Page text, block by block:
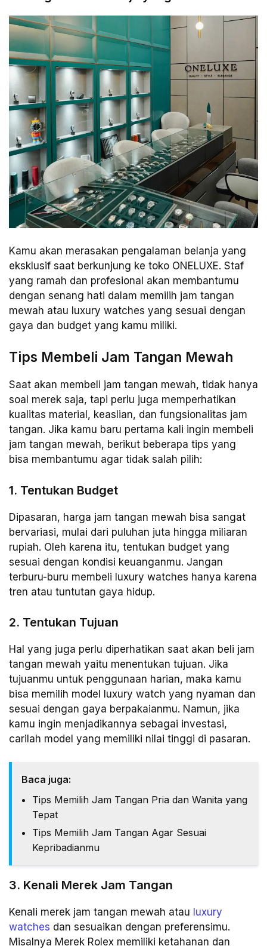
Kamu akan merasakan pengalaman belanja yang
eksklusif saat berkunjung ke toko ONELUXE. Staf
yang ramah dan profesional akan membantumu
dengan senang hati dalam memilih jam tangan
mewah atau luxury watches yang sesuai dengan
gaya dan budget yang kamu miliki.
Tips Membeli Jam Tangan Mewah
Saat akan membeli jam tangan mewah, tidak hanya
soal merek saja, tapi perlu juga memperhatikan
kualitas material, keaslian, dan fungsionalitas jam
tangan. Jika kamu baru pertama kali ingin membeli
jam tangan mewah, berikut beberapa tips yang
bisa membantumu agar tidak salah pilih:
1. Tentukan Budget
Dipasaran, harga jam tangan mewah bisa sangat
bervariasi, mulai dari puluhan juta hingga miliaran
rupiah. Oleh karena itu, tentukan budget yang
sesuai dengan kondisi keuanganmu. Jangan
terburu-buru membeli luxury watches hanya karena
tren atau tuntutan gaya hidup.
2. Tentukan Tujuan
Hal yang juga perlu diperhatikan saat akan beli jam
tangan mewah yaitu menentukan tujuan. Jika
tujuanmu untuk penggunaan harian, maka kamu
bisa memilih model luxury watch yang nyaman dan
sesuai dengan gaya berpakaianmu. Namun, jika
kamu ingin menjadikannya sebagai investasi,
carilah model yang memiliki nilai tinggi di pasaran.
Baca juga:
Tips Memilih Jam Tangan Pria dan Wanita yang
Tepat
Tips Memilih Jam Tangan Agar Sesuai
Kepribadianmu
3. Kenali Merek Jam Tangan
Kenali merek jam tangan mewah atau luxury
watches dan sesuaikan dengan preferensimu.
Misalnya Merek Rolex memiliki ketahanan dan